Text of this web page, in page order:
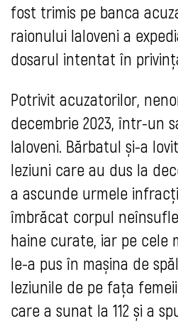
fost trimis pe banca
raionului Ialoveni a
dosarul intentat în
Potrivit acuzatorilor,
decembrie 2023, într-un
Ialoveni. Bărbatul și-a
leziuni care au dus la
a ascunde urmele
îmbrăcat corpul
haine curate, iar pe cele
le-a pus în mașina de
leziunile de pe fața
care a sunat la 112 și a